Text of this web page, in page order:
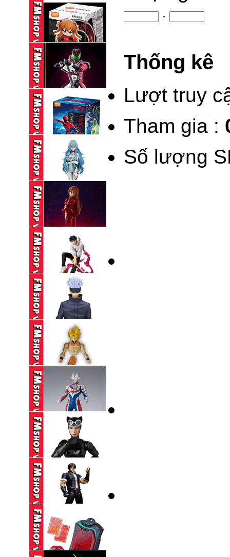
95,000 VND
BLINDBOX BLOKEES
KAMEN RIDER ...
195,000 VND
(NEW) BLINDBOX
BLOKEES DAALA ...
235,000 VND
BLOKEES LEGEND
KAMEN RIDER ...
690,000 VND
BLINDBOX BLOKEES
SPIDERMAN ...
195,000 VND
(NOBOX) POP UP
PARADE ...
590,000 VND
(NOBOX) SEGA SPM
EVANGELION ...
250,000 VND
(2ND) ICHIBAN KUJI
JUJUTSU ...
650,000 VND
(2ND) BANPRESTO
JUJUTSU KAISEN ...
390,000 VND
(THIẾU HÔNG+CHÂN,
THIẾU CHỐT ...
250,000 VND
(2ND,TRẦY) SHF
ULTRAMAN DECKER
...
(2ND) MAFEX 123
CATWOMAN HUSH ...
1,650,000 VND
(CÓ TT) STORM
COLLECTIBLES TKOF
-
Thống kê
Lượt truy
Tham gia :
Số lượng